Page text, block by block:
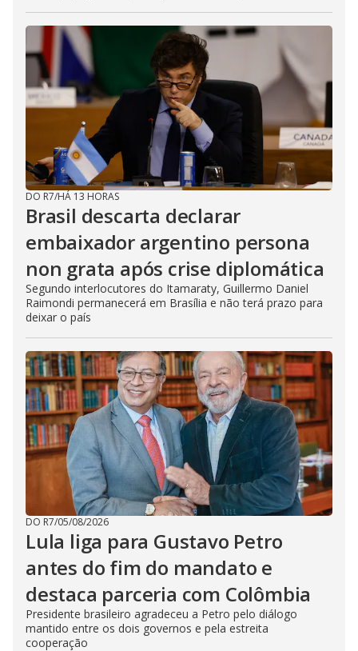
DO R7/HÁ 13 HORAS
Brasil descarta declarar
embaixador argentino persona
non grata após crise diplomática
Segundo interlocutores do Itamaraty, Guillermo Daniel
Raimondi permanecerá em Brasília e não terá prazo para
deixar o país
DO R7/05/08/2026
Lula liga para Gustavo Petro
antes do fim do mandato e
destaca parceria com Colômbia
Presidente brasileiro agradeceu a Petro pelo diálogo
mantido entre os dois governos e pela estreita
cooperação